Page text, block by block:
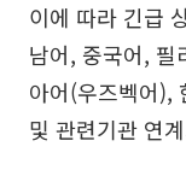
이에 따라 긴급
남어, 중국어, 필
아어(우즈벡어),
및 관련기관 연